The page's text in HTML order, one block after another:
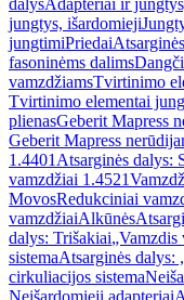
dalysAdapteriai ir
jungtys, išardomieji
jungtimiPriedai
fasoninėms dalims
vamzdžiamsTvirtinimo
Tvirtinimo elementai
plienasGeberit Mapress
Geberit Mapress
1.4401 Atsarginės dalys:
vamzdžiai 1.4521
MovosRedukciniai
vamzdžiaiAlkūnės
dalys: Trišakiai
sistemaAtsarginės dalys:
cirkuliacijos sistema
Neišardomieji adapteriai